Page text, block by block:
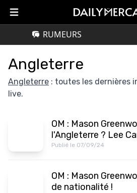
RUMEURS
Angleterre
Angleterre : toutes les dernières
live.
OM : Mason
l'Angleterre ? Lee
Publié le 07/09/24
OM : Mason
de nationalité !